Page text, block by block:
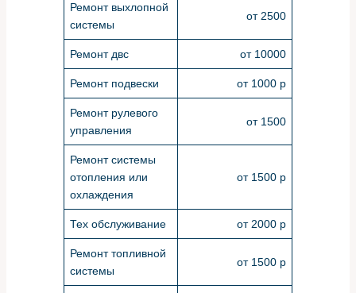
Ремонт выхлопной
системы
от 2500
Ремонт двс от 10000
Ремонт подвески от 1000 р
Ремонт рулевого
управления
от 1500
Ремонт системы
отопления или
охлаждения
от 1500 р
Тех обслуживание от 2000 р
Ремонт топливной
системы
от 1500 р